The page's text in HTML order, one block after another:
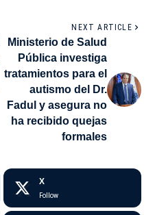
NEXT ARTICLE
Ministerio de Salud
Pública investiga
tratamientos para el
autismo del Dr.
Fadul y asegura no
ha recibido quejas
formales
X
Follow